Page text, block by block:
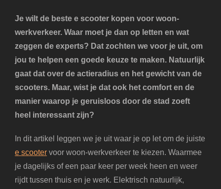
Je wilt de beste e scooter kopen voor woon-
werkverkeer. Waar moet je dan op letten en wat
zeggen de experts? Dat zochten we voor je uit, om
jou te helpen een goede keuze te maken. Natuurlijk
gaat dat over de actieradius en het gewicht van de
scooters. Maar, wist je dat ook het comfort en de
manier waarop je geruisloos door de stad zoeft
heel interessant zijn?
In dit artikel leggen we je uit waar je op let om de juiste
e scooter voor woon-werkverkeer te kiezen. Waarmee
je dagelijks of een paar keer per week heen en weer
rijdt tussen thuis en je werk. Elektrisch natuurlijk,